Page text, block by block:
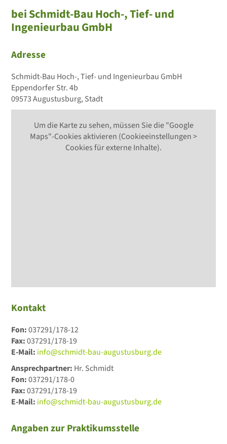
bei Schmidt-Bau Hoch-, Tief- und
Ingenieurbau GmbH
Adresse
Schmidt-Bau Hoch-, Tief- und Ingenieurbau GmbH
Eppendorfer Str. 4b
09573 Augustusburg, Stadt
Um die Karte zu sehen, müssen Sie die "Google
Maps"-Cookies aktivieren (Cookieeinstellungen >
Cookies für externe Inhalte).
Kontakt
Fon:037291/178-12
Fax:037291/178-19
E-Mail: info@schmidt-bau-augustusburg.de
Ansprechpartner: Hr. Schmidt
Fon:037291/178-0
Fax:037291/178-19
E-Mail: info@schmidt-bau-augustusburg.de
Angaben zur Praktikumsstelle